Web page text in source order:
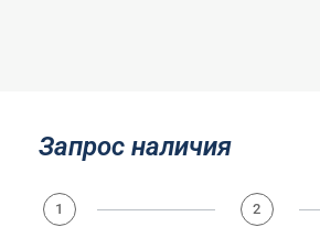
Запрос наличия
1 2